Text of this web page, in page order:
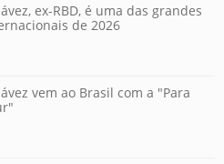
ex-RBD, é uma das grandes
de 2026
vem ao Brasil com a "Para